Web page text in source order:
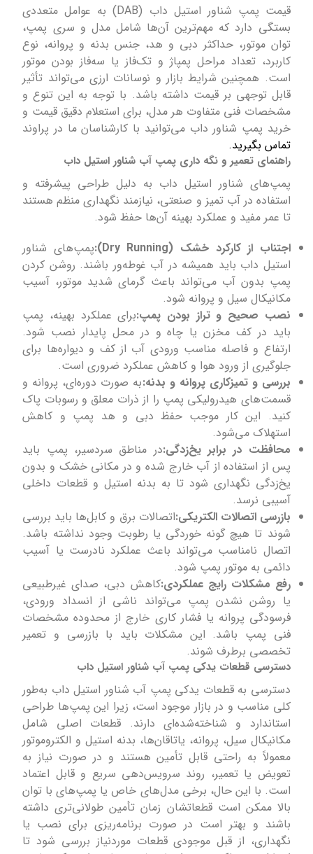
قیمت پمپ شناور استیل داب (DAB) به عوامل متعددی
بستگی دارد که مهم‌ترین آن‌ها شامل مدل و سری پمپ،
توان موتور، حداکثر دبی و هد، جنس بدنه و پروانه، نوع
کاربرد، تعداد مراحل پمپاژ و تک‌فاز یا سه‌فاز بودن موتور
است. همچنین شرایط بازار و نوسانات ارزی می‌تواند تأثیر
قابل توجهی بر قیمت داشته باشد. با توجه به این تنوع و
مشخصات فنی متفاوت هر مدل، برای استعلام دقیق قیمت و
خرید پمپ شناور داب می‌توانید با کارشناسان ما در پراوند
تماس بگیرید.
راهنمای تعمیر و نگه داری پمپ آب شناور استیل داب
پمپ‌های شناور استیل داب به دلیل طراحی پیشرفته و
استفاده در آب تمیز و صنعتی، نیازمند نگهداری منظم هستند
تا عمر مفید و عملکرد بهینه آن‌ها حفظ شود.
اجتناب از کارکرد خشک (Dry Running):
پمپ‌های شناور
استیل داب باید همیشه در آب غوطه‌ور باشند. روشن کردن
پمپ بدون آب می‌تواند باعث گرمای شدید موتور، آسیب
مکانیکال سیل و پروانه شود.
نصب صحیح و تراز بودن پمپ:برای عملکرد بهینه، پمپ
باید در کف مخزن یا چاه و در محل پایدار نصب شود.
ارتفاع و فاصله مناسب ورودی آب از کف و دیواره‌ها برای
جلوگیری از ورود هوا و کاهش عملکرد ضروری است.
بررسی و تمیزکاری پروانه و بدنه:به صورت دوره‌ای، پروانه و
قسمت‌های هیدرولیکی پمپ را از ذرات معلق و رسوبات پاک
کنید. این کار موجب حفظ دبی و هد پمپ و کاهش
استهلاک می‌شود.
محافظت در برابر یخ‌زدگی:در مناطق سردسیر، پمپ باید
پس از استفاده از آب خارج شده و در مکانی خشک و بدون
یخ‌زدگی نگهداری شود تا به بدنه استیل و قطعات داخلی
آسیبی نرسد.
بازرسی اتصالات الکتریکی:اتصالات برق و کابل‌ها باید بررسی
شوند تا هیچ گونه خوردگی یا رطوبت وجود نداشته باشد.
اتصال نامناسب می‌تواند باعث عملکرد نادرست یا آسیب
دائمی به موتور پمپ شود.
رفع مشکلات رایج عملکردی:کاهش دبی، صدای غیرطبیعی
یا روشن نشدن پمپ می‌تواند ناشی از انسداد ورودی،
فرسودگی پروانه یا فشار کاری خارج از محدوده مشخصات
فنی پمپ باشد. این مشکلات باید با بازرسی و تعمیر
تخصصی برطرف شوند.
دسترسی قطعات یدکی پمپ آب شناور استیل داب
دسترسی به قطعات یدکی پمپ آب شناور استیل داب به‌طور
کلی مناسب و در بازار موجود است، زیرا این پمپ‌ها طراحی
استاندارد و شناخته‌شده‌ای دارند. قطعات اصلی شامل
مکانیکال سیل، پروانه، یاتاقان‌ها، بدنه استیل و الکتروموتور
معمولاً به راحتی قابل تأمین هستند و در صورت نیاز به
تعویض یا تعمیر، روند سرویس‌دهی سریع و قابل اعتماد
است. با این حال، برخی مدل‌های خاص یا پمپ‌های با توان
بالا ممکن است قطعاتشان زمان تأمین طولانی‌تری داشته
باشند و بهتر است در صورت برنامه‌ریزی برای نصب یا
نگهداری، از قبل موجودی قطعات موردنیاز بررسی شود تا